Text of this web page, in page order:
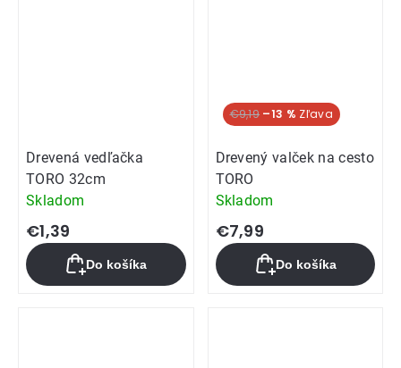
Drevená vedľačka
TORO 32cm
Skladom
€1,39
Do košíka
€9,19 –13 %
Drevený valček na cesto
TORO
Skladom
€7,99
Do košíka